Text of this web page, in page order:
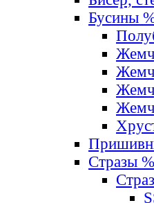
Бусины
Стразы